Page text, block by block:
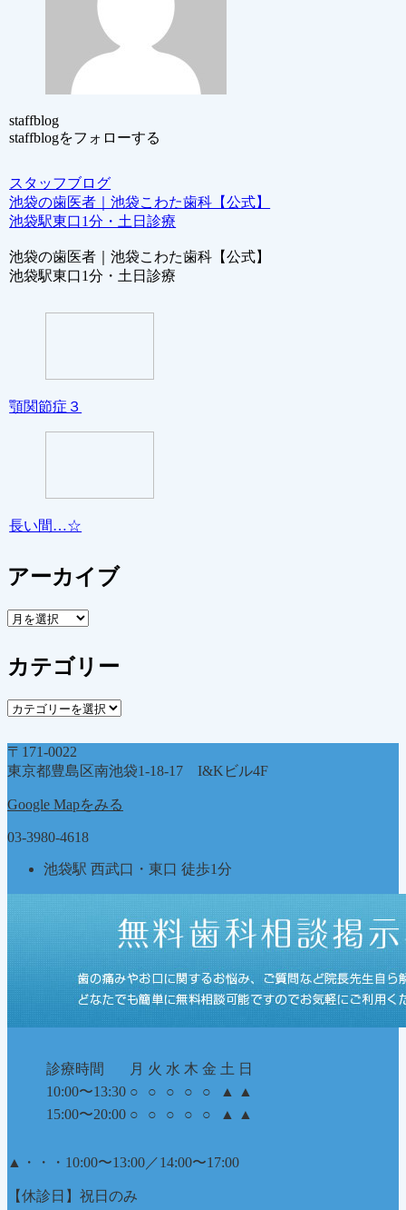
staffblog
staffblogをフォローする
スタッフブログ
池袋の歯医者｜池袋こわた歯科【公式】
池袋駅東口1分・土日診療
池袋の歯医者｜池袋こわた歯科【公式】
池袋駅東口1分・土日診療
顎関節症３
長い間…☆
アーカイブ
ア
カ
イ
カテゴリー
カ
ゴ
リ
〒171-0022
東京都豊島区南池袋1-18-17 I&Kビル4F
Google Mapをみる
03-3980-4618
池袋駅 西武口・東口 徒歩1分
診療時間 月 火 水 木 金 土 日
10:00〜13:30 ○ ○ ○ ○ ○ ▲
▲
15:00〜20:00 ○ ○ ○ ○ ○ ▲ ▲
▲ ・・・10:00〜13:00／14:00〜17:00
【休診日】祝日のみ